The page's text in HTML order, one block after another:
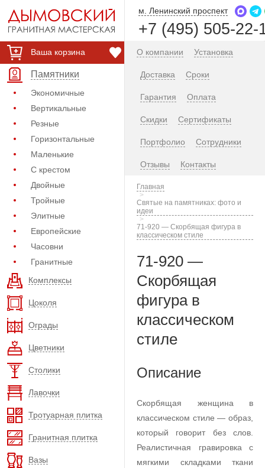
Ваша корзина
Памятники
Экономичные
Вертикальные
Резные
Горизонтальные
Маленькие
С крестом
Двойные
Тройные
Элитные
Европейские
Часовни
Гранитные
Комплексы
Цоколя
Ограды
Цветники
Столики
Лавочки
Тротуарная плитка
Гранитная плитка
Вазы
м. Ленинский проспект
+7 (495) 505-22-
О компании Установка
Доставка Сроки
Гарантия Оплата
Скидки Сертификаты
Портфолио Сотрудники
Отзывы Контакты
Главная
Святые на памятниках: фото и
идеи
71-920 — Скорбящая фигура в
классическом стиле
71-920 —
Скорбящая
фигура в
классическом
стиле
Описание
Скорбящая женщина в
классическом стиле — образ,
который говорит без слов.
Реалистичная гравировка с
мягкими складками ткани